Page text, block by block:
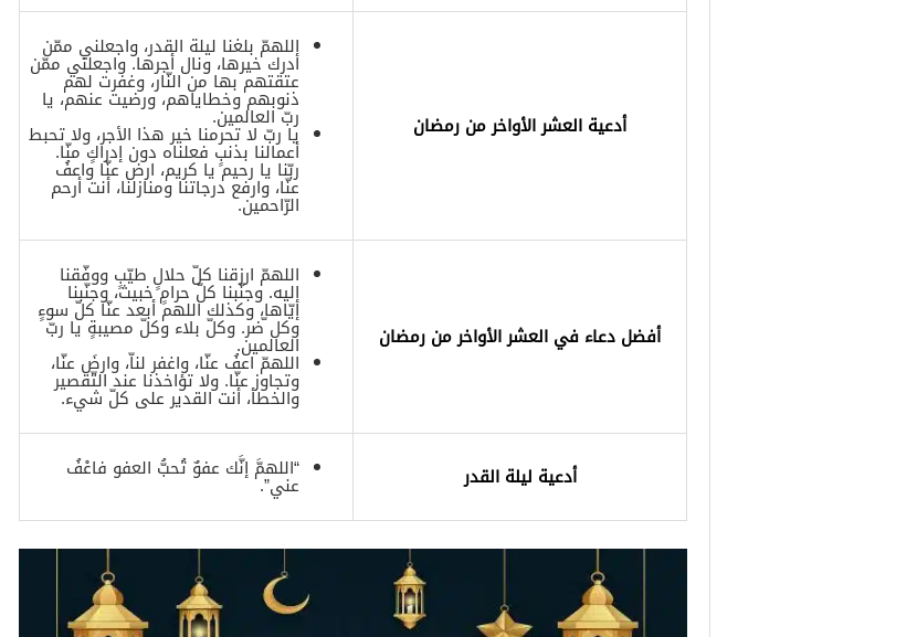
أدعية العشر الأواخر من رمضان
اللهمّ بلغنا ليلة القدر، واجعلني ممّن
أدرك خيرها، ونال أجرها. واجعلني ممّن
عتقتهم بها من النّار، وغفرت لهم
ذنوبهم وخطاياهم، ورضيت عنهم، يا
ربّ العالمين.
يا ربّ لا تحرمنا خير هذا الأجر، ولا تحبط
أعمالنا بذنبٍ فعلناه دون إدراكٍ منّا.
ربّنا يا رحيم يا كريم، ارض عنّا واعفُ
عنّا، وارفع درجاتنا ومنازلنا، أنت أرحم
الرّاحمين.
أفضل دعاء في العشر الأواخر من رمضان
اللهمّ ارزقنا كلّ حلالٍ طيّبٍ ووفّقنا
إليه. وجنّبنا كلّ حرامٍ خبيث، وجنّبنا
إيّاها، وكذلك اللهم أبعد عنّا كلّ سوءٍ
وكل ّضر. وكلّ بلاء وكلّ مصيبةٍ يا ربّ
العالمين.
اللهمّ اعفُ عنّا، واغفر لناّ، وارضَ عنّا،
وتجاوز عنّا. ولا تؤاخذنا عند التّقصير
والخطأ، أنت القدير على كلّ شيء.
أدعية ليلة القدر “اللهمَّ إنَّك عفوٌ تُحبُّ العفو فاعْفُ
عني”.